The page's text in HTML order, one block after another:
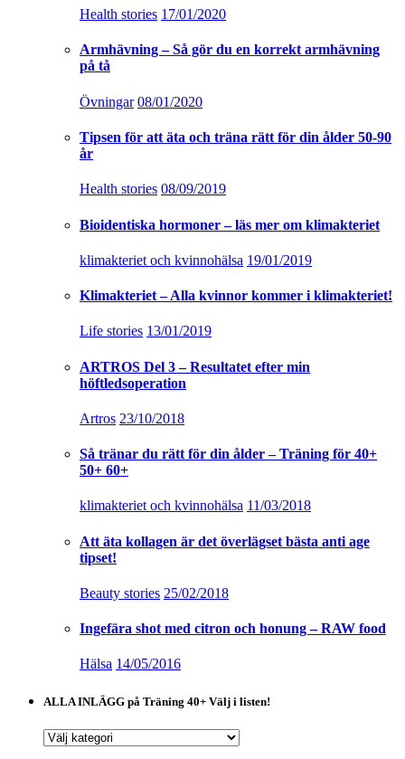
Health stories 17/01/2020
Armhävning – Så gör du en korrekt armhävning
på tå
Övningar 08/01/2020
Tipsen för att äta och träna rätt för din ålder 50-90
år
Health stories 08/09/2019
Bioidentiska hormoner – läs mer om klimakteriet
klimakteriet och kvinnohälsa 19/01/2019
Klimakteriet – Alla kvinnor kommer i klimakteriet!
Life stories 13/01/2019
ARTROS Del 3 – Resultatet efter min
höftledsoperation
Artros 23/10/2018
Så tränar du rätt för din ålder – Träning för 40+
50+ 60+
klimakteriet och kvinnohälsa 11/03/2018
Att äta kollagen är det överlägset bästa anti age
tipset!
Beauty stories 25/02/2018
Ingefära shot med citron och honung – RAW food
Hälsa 14/05/2016
ALLA INLÄGG på Träning 40+ Välj i listen!
ALLA